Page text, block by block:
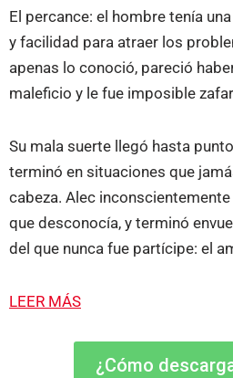
El percance: el hombre tenía
y facilidad para atraer los
apenas lo conoció, pareció
maleficio y le fue imposible
Su mala suerte llegó hasta
terminó en situaciones que
cabeza. Alec
que desconocía, y terminó
del que nunca fue partícipe: el
LEER MÁS
¿Cómo